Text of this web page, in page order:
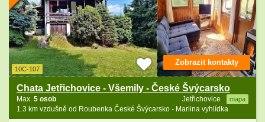
10C-107
Chata Jetřichovice - Všemily - České Švýcarsko
Jetřichovice mapa
Max. 5 osob
1.3 km vzdušně od Roubenka České Švýcarsko - Mariina vyhlídka
Zobrazit kontakty